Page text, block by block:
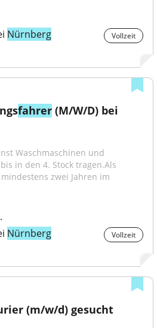
Nürnberg Vollzeit
fahrer (M/W/D) bei
Waschmaschinen und
zwei Jahren im
Nürnberg Vollzeit
(m/w/d) gesucht